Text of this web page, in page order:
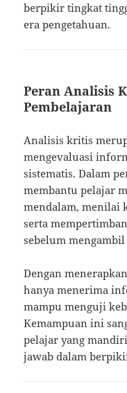
berpikir tingkat
era pengetahuan.
Peran Analisis
Pembelajaran
Analisis kritis
mengevaluasi
sistematis. Dalam
membantu pelajar
mendalam, menilai
serta
sebelum
Dengan
hanya menerima
mampu menguji
Kemampuan ini
pelajar yang
jawab dalam